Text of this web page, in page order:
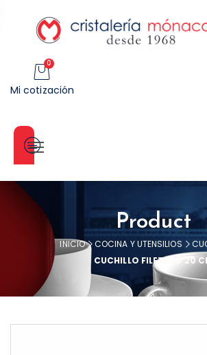
0
Mi cotización
Categorías
Product
INICIO COCINA Y UTENSILIOS
CUCHILLO FILETERO 20